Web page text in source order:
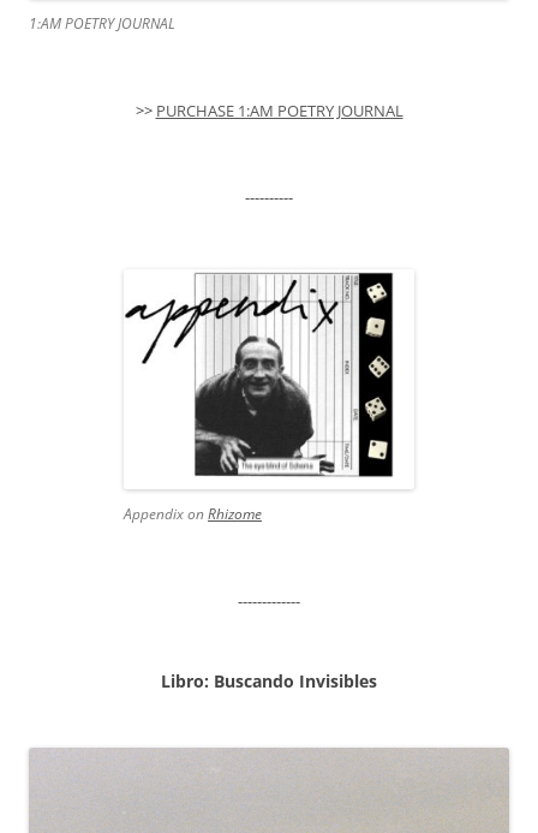
1:AM POETRY JOURNAL
>> PURCHASE 1:AM POETRY JOURNAL
----------
Appendix onRhizome
-------------
Libro: Buscando Invisibles